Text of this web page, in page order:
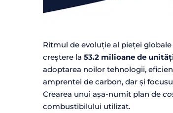
Ritmul de evoluție al pieței globale
creștere la 53.2 milioane de
adoptarea noilor tehnologii,
amprentei de carbon, dar și
Crearea unui așa-numit plan de
combustibilului utilizat.